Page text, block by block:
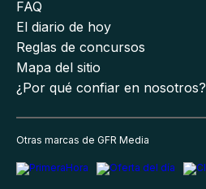
FAQ
El diario de hoy
Reglas de concursos
Mapa del sitio
¿Por qué confiar en nosotros?
Otras marcas de GFR Media